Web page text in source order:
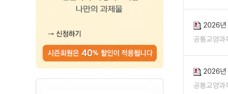
2026년
공통교양과
2026년
공통교양과